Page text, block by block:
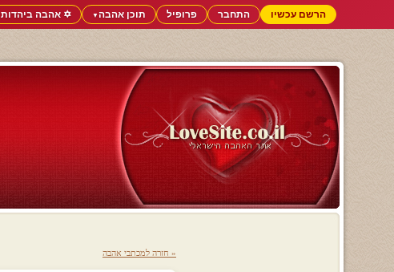
הרשם עכשיו התחבר פרופיל תוכן אהבה▼ ✡️ אהבה ביהדות
« חזרה למכתבי אהבה